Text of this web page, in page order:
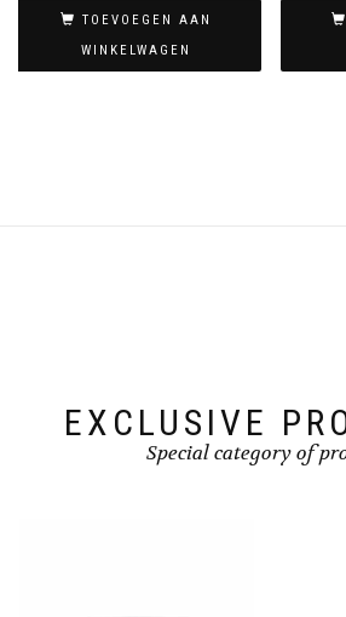
TOEVOEGEN AAN
WINKELWAGEN
EXCLUSIVE
Special category of